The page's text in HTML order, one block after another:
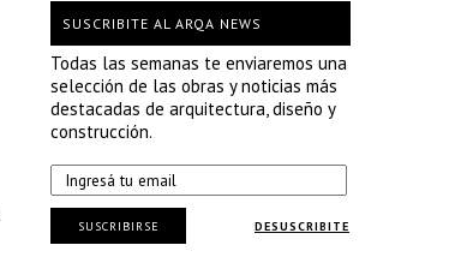
SUSCRIBITE AL ARQA NEWS
Todas las semanas te enviaremos una
selección de las obras y noticias más
destacadas de arquitectura, diseño y
construcción.
DESUSCRIBITE
SUSCRIBIRSE